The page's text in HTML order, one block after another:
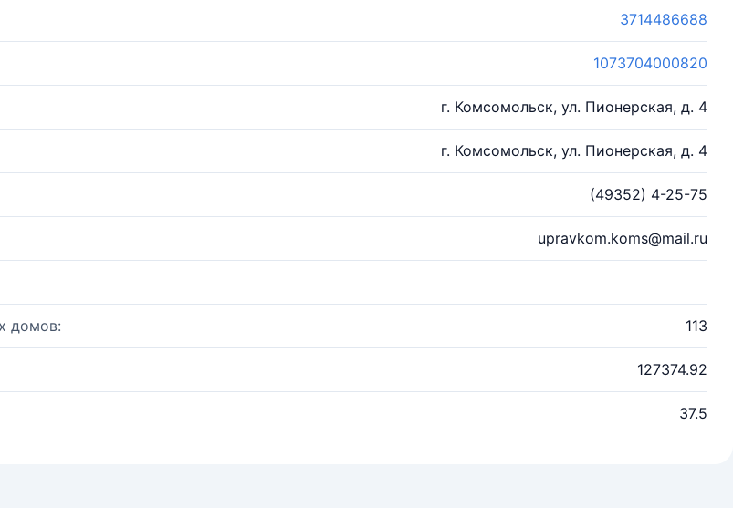
3714486688
1073704000820
г. Комсомольск, ул. Пионерская, д. 4
г. Комсомольск, ул. Пионерская, д. 4
(49352) 4-25-75
upravkom.koms@mail.ru
домов: 113
127374.92
37.5